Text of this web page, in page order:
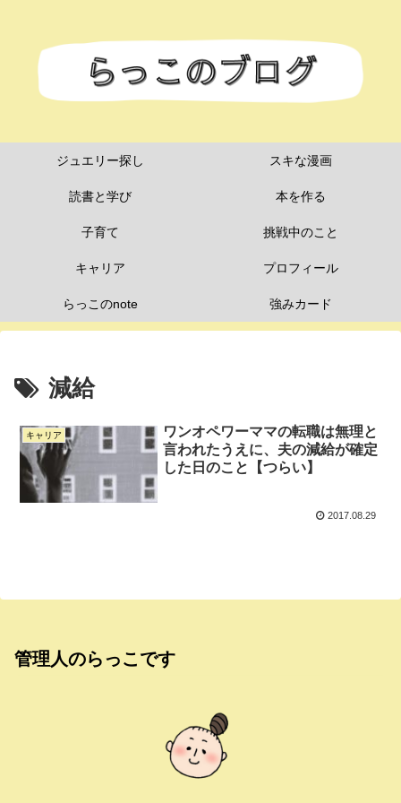
ジュエリー探し スキな漫画
読書と学び 本を作る
子育て 挑戦中のこと
キャリア プロフィール
らっこのnote 強みカード
減給
キャリア
ワンオペワーママの転職は無理と
言われたうえに、夫の減給が確定
した日のこと【つらい】
2017.08.29
管理人のらっこです